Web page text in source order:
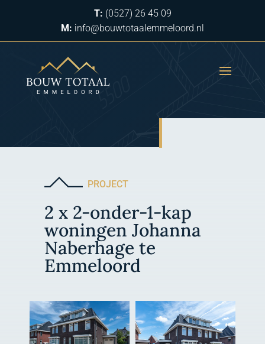
T: (0527) 26 45 09
M: info@bouwtotaalemmeloord.nl
PROJECT
2 x 2-onder-1-kap
woningen Johanna
Naberhage te
Emmeloord